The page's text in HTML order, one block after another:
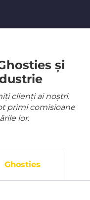
și
clienți ai noștri.
primi comisioane
lor.
Ghosties